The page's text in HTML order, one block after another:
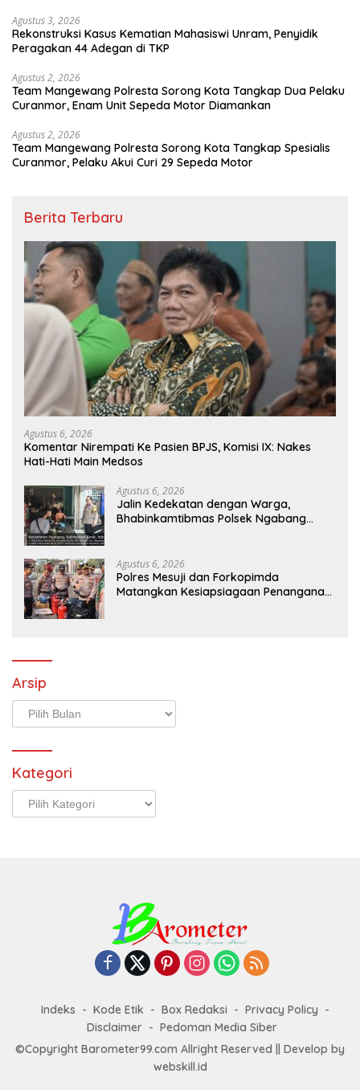
Agustus 3, 2026
Rekonstruksi Kasus Kematian Mahasiswi Unram, Penyidik
Peragakan 44 Adegan di TKP
Agustus 2, 2026
Team Mangewang Polresta Sorong Kota Tangkap Dua Pelaku
Curanmor, Enam Unit Sepeda Motor Diamankan
Agustus 2, 2026
Team Mangewang Polresta Sorong Kota Tangkap Spesialis
Curanmor, Pelaku Akui Curi 29 Sepeda Motor
Berita Terbaru
Agustus 6, 2026
Komentar Nirempati Ke Pasien BPJS, Komisi IX: Nakes
Hati-Hati Main Medsos
Agustus 6, 2026
Jalin Kedekatan dengan Warga,
Bhabinkamtibmas Polsek Ngabang
Agustus 6, 2026
Polres Mesuji dan Forkopimda
Matangkan Kesiapsiagaan Penanganan
Arsip
Arsip
Kategori
Kategori
Indeks Kode Etik Box Redaksi
Privacy Policy
Disclaimer
Pedoman Media Siber
©Copyright Barometer99.com Allright Reserved || Develop by
webskill.id